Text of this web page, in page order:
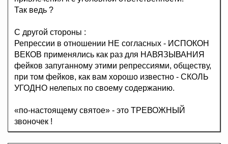
Так ведь ?
С другой стороны :
Репрессии в отношении НЕ согласных - ИСПОКОН
ВЕКОВ применялись как раз для НАВЯЗЫВАНИЯ
фейков запуганному этими репрессиями, обществу,
при том фейков, как вам хорошо известно - СКОЛЬ
УГОДНО нелепых по своему содержанию.
«по-настоящему святое» - это ТРЕВОЖНЫЙ
звоночек !